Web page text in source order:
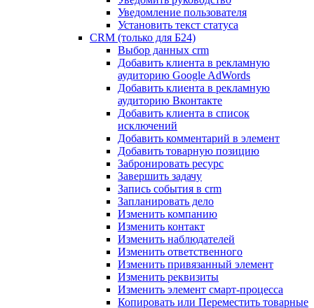
Уведомление пользователя
Установить текст статуса
CRM (только для Б24)
Выбор данных crm
Добавить клиента в рекламную
аудиторию Google AdWords
Добавить клиента в рекламную
аудиторию Вконтакте
Добавить клиента в список
исключений
Добавить комментарий в элемент
Добавить товарную позицию
Забронировать ресурс
Завершить задачу
Запись события в crm
Запланировать дело
Изменить компанию
Изменить контакт
Изменить наблюдателей
Изменить ответственного
Изменить привязанный элемент
Изменить реквизиты
Изменить элемент смарт-процесса
Копировать или Переместить товарные